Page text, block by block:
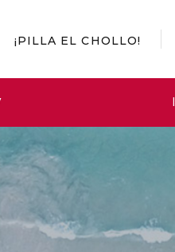
¡PILLA EL CHOLLO!